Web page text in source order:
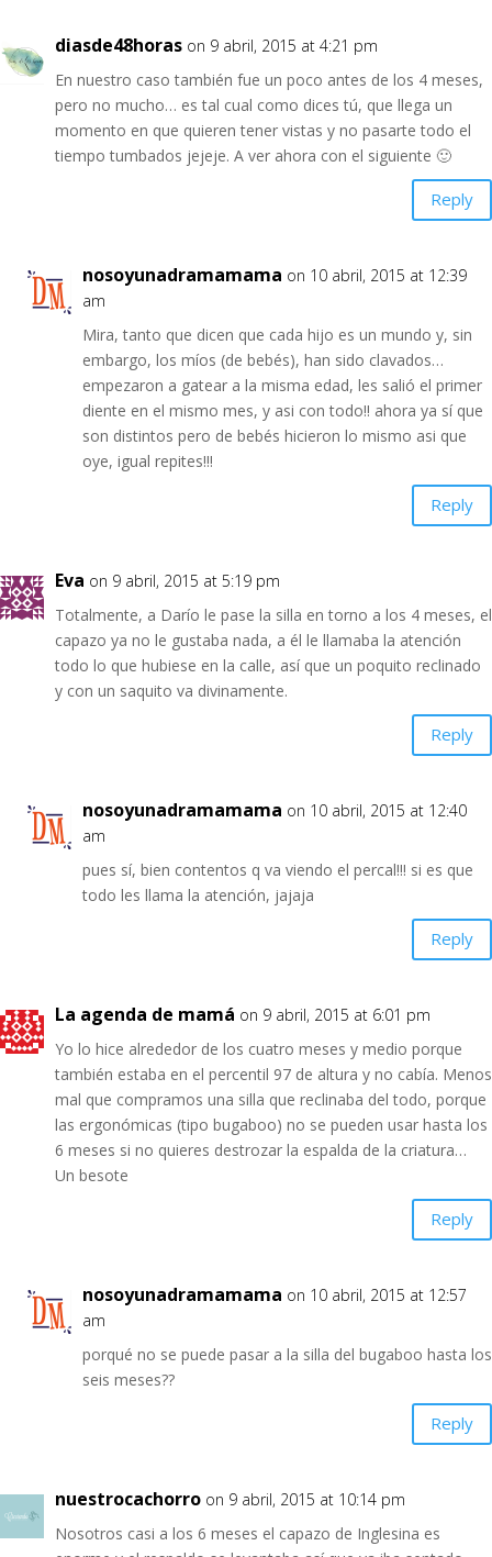
diasde48horas on 9 abril, 2015 at 4:21 pm
En nuestro caso también fue un poco antes de los 4 meses,
pero no mucho… es tal cual como dices tú, que llega un
momento en que quieren tener vistas y no pasarte todo el
tiempo tumbados jejeje. A ver ahora con el siguiente 🙂
Reply
nosoyunadramamama on 10 abril, 2015 at 12:39
am
Mira, tanto que dicen que cada hijo es un mundo y, sin
embargo, los míos (de bebés), han sido clavados…
empezaron a gatear a la misma edad, les salió el primer
diente en el mismo mes, y asi con todo!! ahora ya sí que
son distintos pero de bebés hicieron lo mismo asi que
oye, igual repites!!!
Reply
Eva on 9 abril, 2015 at 5:19 pm
Totalmente, a Darío le pase la silla en torno a los 4 meses, el
capazo ya no le gustaba nada, a él le llamaba la atención
todo lo que hubiese en la calle, así que un poquito reclinado
y con un saquito va divinamente.
Reply
nosoyunadramamama on 10 abril, 2015 at 12:40
am
pues sí, bien contentos q va viendo el percal!!! si es que
todo les llama la atención, jajaja
Reply
La agenda de mamá on 9 abril, 2015 at 6:01 pm
Yo lo hice alrededor de los cuatro meses y medio porque
también estaba en el percentil 97 de altura y no cabía. Menos
mal que compramos una silla que reclinaba del todo, porque
las ergonómicas (tipo bugaboo) no se pueden usar hasta los
6 meses si no quieres destrozar la espalda de la criatura…
Un besote
Reply
nosoyunadramamama on 10 abril, 2015 at 12:57
am
porqué no se puede pasar a la silla del bugaboo hasta los
seis meses??
Reply
nuestrocachorro on 9 abril, 2015 at 10:14 pm
Nosotros casi a los 6 meses el capazo de Inglesina es